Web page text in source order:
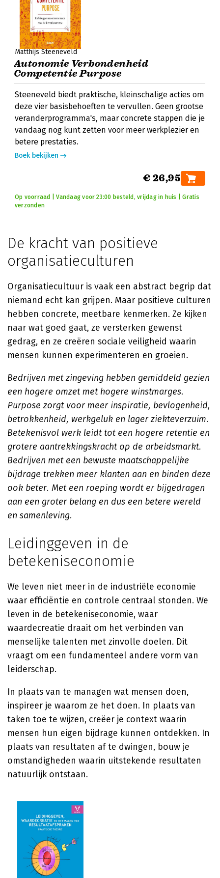
Matthijs Steeneveld
Autonomie Verbondenheid
Competentie Purpose
Steeneveld biedt praktische, kleinschalige acties om
deze vier basisbehoeften te vervullen. Geen grootse
veranderprogramma's, maar concrete stappen die je
vandaag nog kunt zetten voor meer werkplezier en
betere prestaties.
Boek bekijken
€ 26,95
Op voorraad | Vandaag voor 23:00 besteld, vrijdag in huis | Gratis
verzonden
De kracht van positieve
organisatieculturen
Organisatiecultuur is vaak een abstract begrip dat
niemand echt kan grijpen. Maar positieve culturen
hebben concrete, meetbare kenmerken. Ze kijken
naar wat goed gaat, ze versterken gewenst
gedrag, en ze creëren sociale veiligheid waarin
mensen kunnen experimenteren en groeien.
Bedrijven met zingeving hebben gemiddeld gezien
een hogere omzet met hogere winstmarges.
Purpose zorgt voor meer inspiratie, bevlogenheid,
betrokkenheid, werkgeluk en lager ziekteverzuim.
Betekenisvol werk leidt tot een hogere retentie en
grotere aantrekkingskracht op de arbeidsmarkt.
Bedrijven met een bewuste maatschappelijke
bijdrage trekken meer klanten aan en binden deze
ook beter. Met een roeping wordt er bijgedragen
aan een groter belang en dus een betere wereld
en samenleving.
Leidinggeven in de
betekeniseconomie
We leven niet meer in de industriële economie
waar efficiëntie en controle centraal stonden. We
leven in de betekeniseconomie, waar
waardecreatie draait om het verbinden van
menselijke talenten met zinvolle doelen. Dit
vraagt om een fundamenteel andere vorm van
leiderschap.
In plaats van te managen wat mensen doen,
inspireer je waarom ze het doen. In plaats van
taken toe te wijzen, creëer je context waarin
mensen hun eigen bijdrage kunnen ontdekken. In
plaats van resultaten af te dwingen, bouw je
omstandigheden waarin uitstekende resultaten
natuurlijk ontstaan.